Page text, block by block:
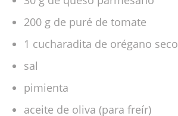
200 g de puré de tomate
1 cucharadita de orégano seco
sal
pimienta
aceite de oliva (para freír)